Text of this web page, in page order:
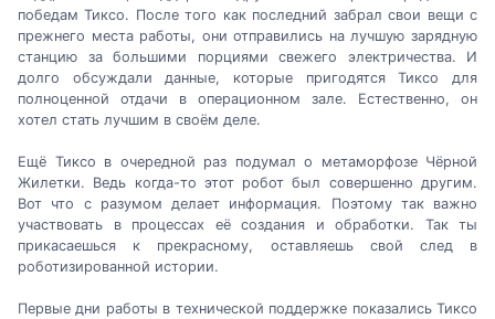
победам Тиксо. После того как последний забрал свои вещи с
прежнего места работы, они отправились на лучшую зарядную
станцию за большими порциями свежего электричества. И
долго обсуждали данные, которые пригодятся Тиксо для
полноценной отдачи в операционном зале. Естественно, он
хотел стать лучшим в своём деле.
Ещё Тиксо в очередной раз подумал о метаморфозе Чёрной
Жилетки. Ведь когда-то этот робот был совершенно другим.
Вот что с разумом делает информация. Поэтому так важно
участвовать в процессах её создания и обработки. Так ты
прикасаешься к прекрасному, оставляешь свой след в
роботизированной истории.
Первые дни работы в технической поддержке показались Тиксо